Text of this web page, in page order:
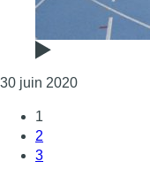
30 juin 2020Consulter
1
2
3